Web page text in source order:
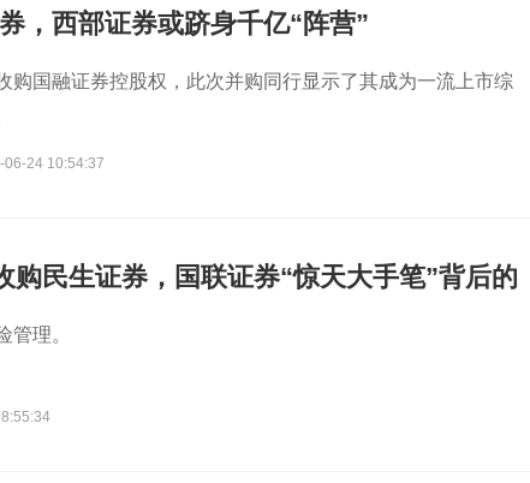
，西部证券或跻身千亿“阵营”
购国融证券控股权，此次并购同行显示了其成为一流上市综
06-24 10:54:37
购民生证券，国联证券“惊天大手笔”背后的
管理。